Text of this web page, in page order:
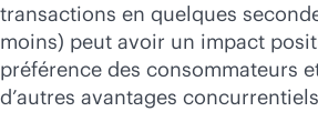
transactions en quelques
moins) peut avoir un impact
préférence des consommateurs
d’autres avantages